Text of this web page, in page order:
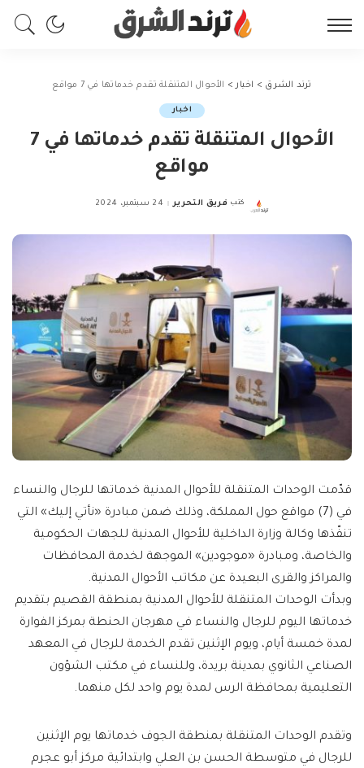
ترند الشرق > اخبار > الأحوال المتنقلة تقدم خدماتها في 7 مواقع
اخبار
الأحوال المتنقلة تقدم خدماتها في 7
مواقع
Posted
كتب فريق التحرير 24 سبتمبر، 2024
قدّمت الوحدات المتنقلة للأحوال المدنية خدماتها للرجال والنساء
في (7) مواقع حول المملكة، وذلك ضمن مبادرة «نأتي إليك» التي
تنفّذها وكالة وزارة الداخلية للأحوال المدنية للجهات الحكومية
والخاصة، ومبادرة «موجودين» الموجهة لخدمة المحافظات
والمراكز والقرى البعيدة عن مكاتب الأحوال المدنية.
وبدأت الوحدات المتنقلة للأحوال المدنية بمنطقة القصيم بتقديم
خدماتها اليوم للرجال والنساء في مهرجان الحنطة بمركز الفوارة
لمدة خمسة أيام، ويوم الإثنين تقدم الخدمة للرجال في المعهد
الصناعي الثانوي بمدينة بريدة، وللنساء في مكتب الشؤون
التعليمية بمحافظة الرس لمدة يوم واحد لكل منهما.
وتقدم الوحدات المتنقلة بمنطقة الجوف خدماتها يوم الإثنين
للرجال في متوسطة الحسن بن العلي وابتدائية مركز أبو عجرم